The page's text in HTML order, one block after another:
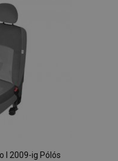
I 2009-ig Pólós